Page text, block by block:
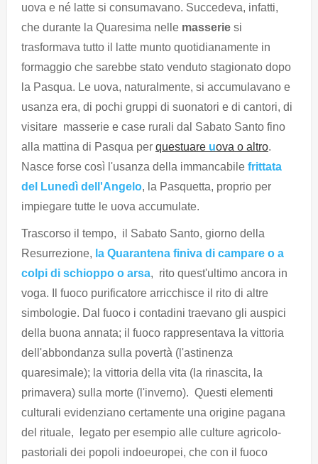
uova e né latte si consumavano. Succedeva, infatti,
che durante la Quaresima nelle masserie si
trasformava tutto il latte munto quotidianamente in
formaggio che sarebbe stato venduto stagionato dopo
la Pasqua. Le uova, naturalmente, si accumulavano e
usanza era, di pochi gruppi di suonatori e di cantori, di
visitare masserie e case rurali dal Sabato Santo fino
alla mattina di Pasqua per questuare uova o altro.
Nasce forse così l'usanza della immancabile frittata
del Lunedì dell'Angelo, la Pasquetta, proprio per
impiegare tutte le uova accumulate.
Trascorso il tempo, il Sabato Santo, giorno della
Resurrezione, la Quarantena finiva di campare o a
colpi di schioppo o arsa, rito quest'ultimo ancora in
voga. Il fuoco purificatore arricchisce il rito di altre
simbologie. Dal fuoco i contadini traevano gli auspici
della buona annata; il fuoco rappresentava la vittoria
dell'abbondanza sulla povertà (l'astinenza
quaresimale); la vittoria della vita (la rinascita, la
primavera) sulla morte (l'inverno). Questi elementi
culturali evidenziano certamente una origine pagana
del rituale, legato per esempio alle culture agricolo-
pastoriali dei popoli indoeuropei, che con il fuoco